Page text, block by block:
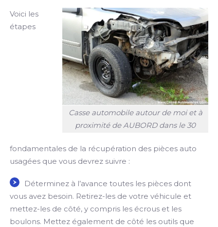
Casse automobile autour de moi et à
proximité de AUBORD dans le 30
Voici les
étapes
fondamentales de la récupération des pièces auto
usagées que vous devrez suivre :
Déterminez à l’avance toutes les pièces dont
vous avez besoin. Retirez-les de votre véhicule et
mettez-les de côté, y compris les écrous et les
boulons. Mettez également de côté les outils que